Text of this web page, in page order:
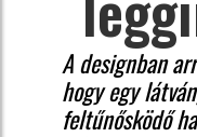
A designban
hogy egy
feltűnősködő